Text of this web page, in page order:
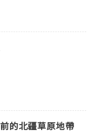
的北疆草原地帶